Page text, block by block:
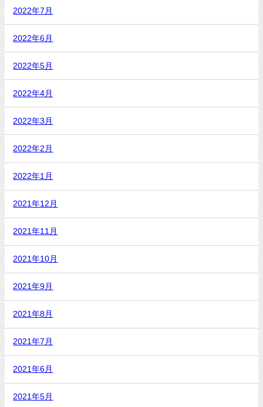
2022年7月
2022年6月
2022年5月
2022年4月
2022年3月
2022年2月
2022年1月
2021年12月
2021年11月
2021年10月
2021年9月
2021年8月
2021年7月
2021年6月
2021年5月